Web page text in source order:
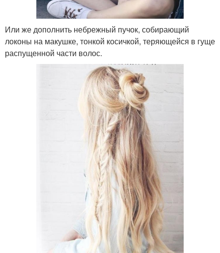
Или же дополнить небрежный пучок, собирающий
локоны на макушке, тонкой косичкой, теряющейся в гуще
распущенной части волос.